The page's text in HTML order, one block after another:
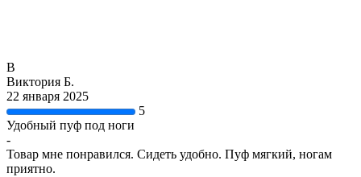
В
Виктория Б.
22 января 2025
5
Удобный пуф под ноги
-
Товар мне понравился. Сидеть удобно. Пуф мягкий, ногам
приятно.